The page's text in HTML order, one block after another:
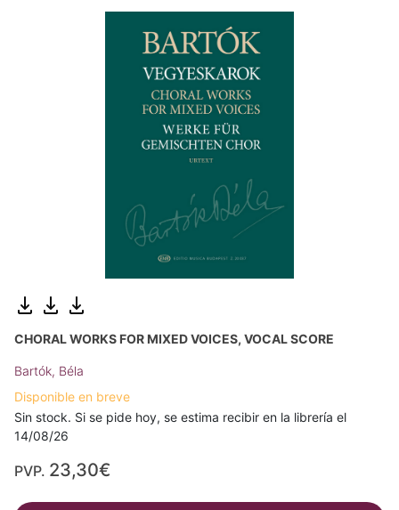
CHORAL WORKS FOR MIXED VOICES, VOCAL SCORE
Bartók, Béla
Disponible en breve
Sin stock. Si se pide hoy, se estima recibir en la librería el
14/08/26
PVP. 23,30€